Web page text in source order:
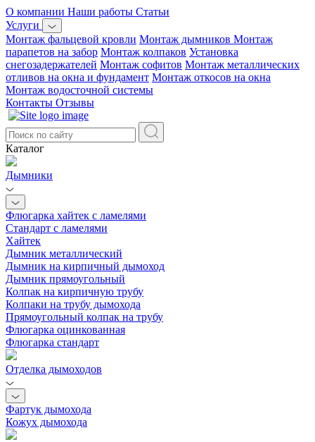
О компании Наши работы Статьи
Услуги
Монтаж фальцевой кровли Монтаж дымников Монтаж
парапетов на забор Монтаж колпаков Установка
снегозадержателей Монтаж софитов Монтаж металлических
отливов на окна и фундамент Монтаж откосов на окна
Монтаж водосточной системы
Контакты Отзывы
Каталог
Дымники
Флюгарка хайтек с ламелями
Стандарт с ламелями
Хайтек
Дымник металлический
Дымник на кирпичный дымоход
Дымник прямоугольный
Колпак на кирпичную трубу
Колпаки на трубу дымохода
Прямоугольный колпак на трубу
Флюгарка оцинкованная
Флюгарка стандарт
Отделка дымоходов
Фартук дымохода
Кожух дымохода